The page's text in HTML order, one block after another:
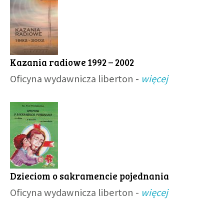
Kazania radiowe 1992 – 2002
Oficyna wydawnicza liberton - więcej
Dzieciom o sakramencie pojednania
Oficyna wydawnicza liberton - więcej